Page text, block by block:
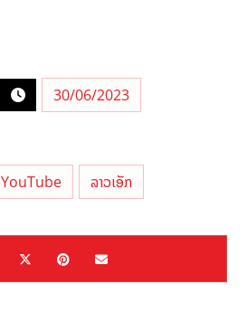
30/06/2023
YouTube ລາວເອັກ